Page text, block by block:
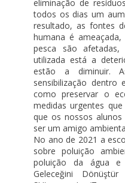
eliminação de
todos os dias um
resultado, as fontes
humana é
pesca são
utilizada está a
estão a diminuir.
sensibilização
como preservar o
medidas urgentes
que os nossos
ser um amigo
No ano de 2021 a
sobre poluição
poluição da água
Geleceğini